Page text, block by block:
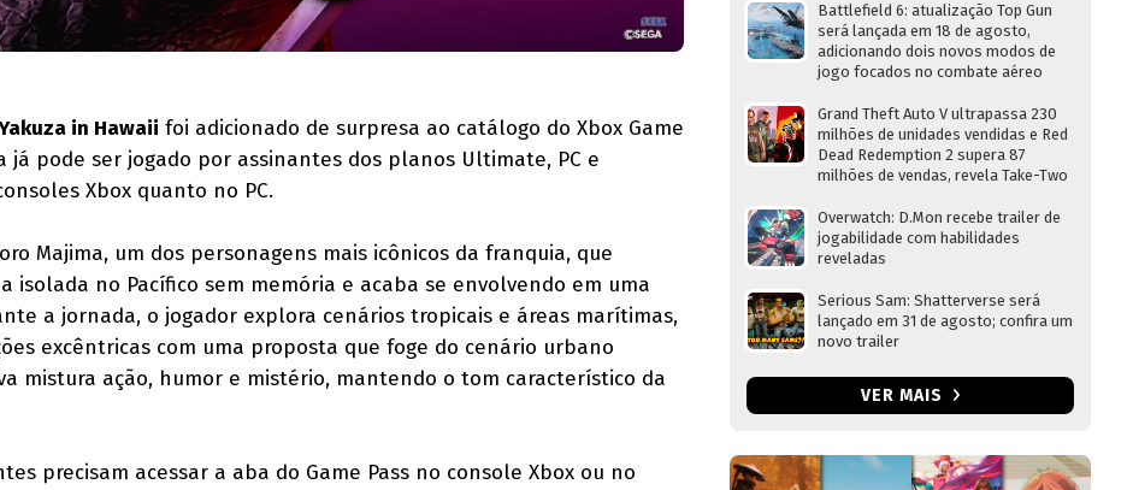
in Hawaii foi adicionado de surpresa ao catálogo do Xbox Game
já pode ser jogado por assinantes dos planos Ultimate, PC e
Xbox quanto no PC.
Majima, um dos personagens mais icônicos da franquia, que
isolada no Pacífico sem memória e acaba se envolvendo em uma
a jornada, o jogador explora cenários tropicais e áreas marítimas,
excêntricas com uma proposta que foge do cenário urbano
mistura ação, humor e mistério, mantendo o tom característico da
precisam acessar a aba do Game Pass no console Xbox ou no
Battlefield 6: atualização Top Gun
será lançada em 18 de agosto,
adicionando dois novos modos de
jogo focados no combate aéreo
Grand Theft Auto V ultrapassa 230
milhões de unidades vendidas e Red
Dead Redemption 2 supera 87
milhões de vendas, revela Take-Two
Overwatch: D.Mon recebe trailer de
jogabilidade com habilidades
reveladas
Serious Sam: Shatterverse será
lançado em 31 de agosto; confira um
novo trailer
VER MAIS